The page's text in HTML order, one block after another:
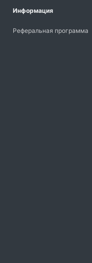
Информация
Реферальная программа